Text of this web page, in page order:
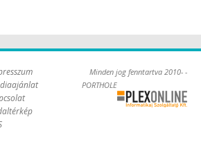
Minden jog fenntartva 2010- -
PORTHOLE
Online Kft. -